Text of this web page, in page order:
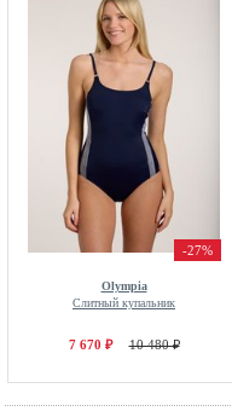
-27%
Olympia
Слитный купальник
7 670 ₽ 10 480 ₽